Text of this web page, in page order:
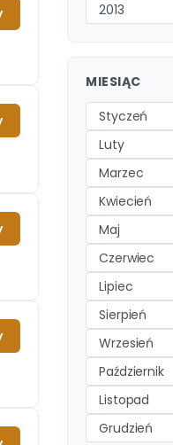
2013
MIESIĄC
Styczeń
Luty
Marzec
Kwiecień
Maj
Czerwiec
Lipiec
Sierpień
Wrzesień
Październik
Listopad
Grudzień